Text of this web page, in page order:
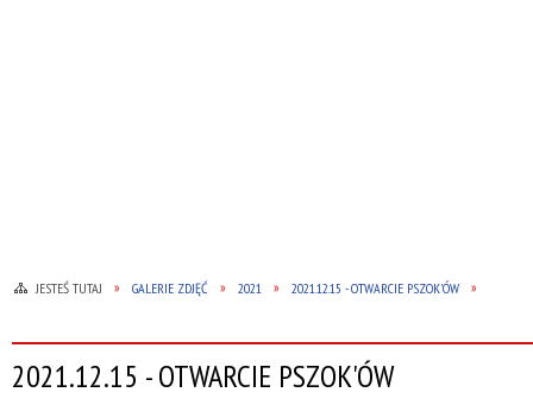
JESTEŚ TUTAJ GALERIE ZDJĘĆ 2021 2021.12.15 - OTWARCIE PSZOK'ÓW
2021.12.15 - OTWARCIE PSZOK'ÓW